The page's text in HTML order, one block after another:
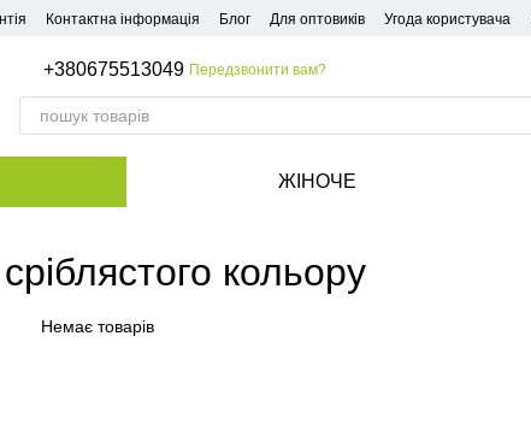
Контактна інформація Блог Для оптовиків Угода користувача
+380675513049 Передзвонити вам?
ЖІНОЧЕ
кольору
Немає товарів